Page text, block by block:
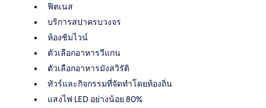
ฟิตเนส
บริการสปาครบวงจร
ห้องชิมไวน์
ตัวเลือกอาหารวีแกน
ตัวเลือกอาหารมังสวิรัติ
ทัวร์และกิจกรรมที่จัดทำโดยท้องถิ่น
แสงไฟ LED อย่างน้อย 80%